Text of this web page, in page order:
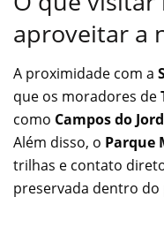
aproveitar a
A proximidade com a
que os moradores de
como Campos do
Além disso, o Parque
trilhas e contato
preservada dentro